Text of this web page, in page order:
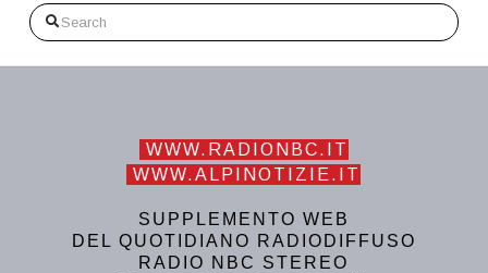
Search
WWW.RADIONBC.IT
WWW.ALPINOTIZIE.IT
SUPPLEMENTO WEB
DEL QUOTIDIANO RADIODIFFUSO
RADIO NBC STEREO